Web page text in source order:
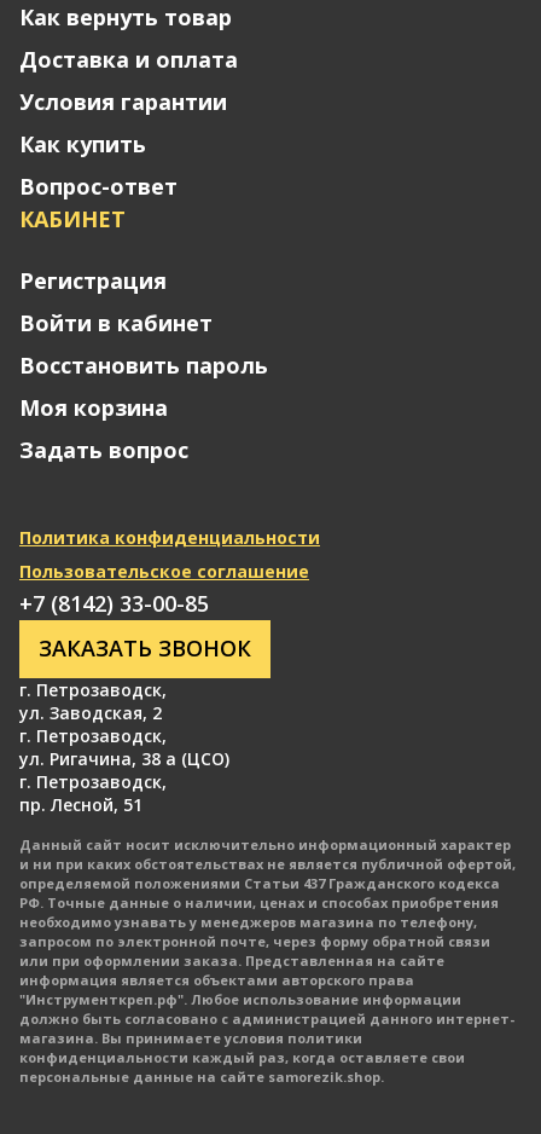
Как вернуть товар
Доставка и оплата
Условия гарантии
Как купить
Вопрос-ответ
КАБИНЕТ
Регистрация
Войти в кабинет
Восстановить пароль
Моя корзина
Задать вопрос
Политика конфиденциальности
Пользовательское соглашение
г. Петрозаводск,
ул. Заводская, 2
г. Петрозаводск,
ул. Ригачина, 38 а (ЦСО)
г. Петрозаводск,
пр. Лесной, 51
+7 (8142) 33-00-85
ЗАКАЗАТЬ ЗВОНОК
Данный сайт носит исключительно информационный характер
и ни при каких обстоятельствах не является публичной офертой,
определяемой положениями Статьи 437 Гражданского кодекса
РФ. Точные данные о наличии, ценах и способах приобретения
необходимо узнавать у менеджеров магазина по телефону,
запросом по электронной почте, через форму обратной связи
или при оформлении заказа. Представленная на сайте
информация является объектами авторского права
"Инструменткреп.рф". Любое использование информации
должно быть согласовано с администрацией данного интернет-
магазина. Вы принимаете условия политики
конфиденциальности каждый раз, когда оставляете свои
персональные данные на сайте samorezik.shop.